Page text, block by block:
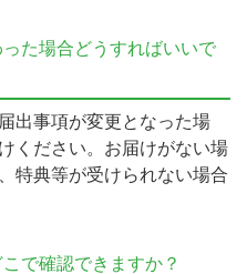
た場合どうすればいいで
出事項が変更となった場
ください。お届けがない場
特典等が受けられない場合
で確認できますか？